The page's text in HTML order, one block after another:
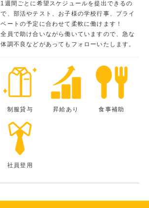
1週間ごとに希望スケジュールを提出できるの
で、部活やテスト、お子様の学校行事、プライ
ベートの予定に合わせて柔軟に働けます！
全員で助け合いながら働いていますので、急な
体調不良などがあってもフォローいたします。
制服貸与 昇給あり 食事補助
社員登用